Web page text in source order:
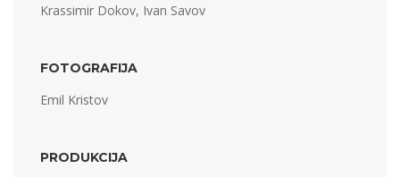
Krassimir Dokov, Ivan Savov
FOTOGRAFIJA
Emil Kristov
PRODUKCIJA